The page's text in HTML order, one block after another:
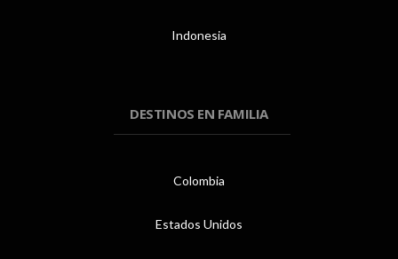
Indonesia
DESTINOS EN FAMILIA
Colombia
Estados Unidos